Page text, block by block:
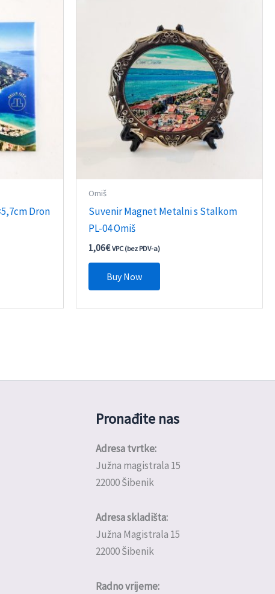
Dron
Omiš
Suvenir Magnet Metalni s Stalkom
PL-04 Omiš
1,06€ VPC (bez PDV-a)
Buy Now
Pronađite nas
Adresa tvrtke:
Južna magistrala 15
22000 Šibenik
Adresa skladišta:
Južna Magistrala 15
22000 Šibenik
Radno vrijeme: